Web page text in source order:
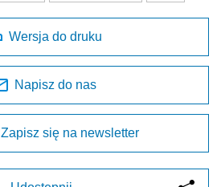
Wersja do druku
Napisz do nas
Zapisz się na newsletter